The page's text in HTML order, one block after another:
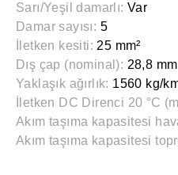
Sarı/Yeşil damarlı: Var
Damar sayısı: 5
İletken kesiti: 25 mm²
Dış çap (nominal): 28,8 mm
Yaklaşık ağırlık: 1560 kg/
İletken DC Direnci 20 °C
Akım taşıma kapasitesi
Akım taşıma kapasitesi